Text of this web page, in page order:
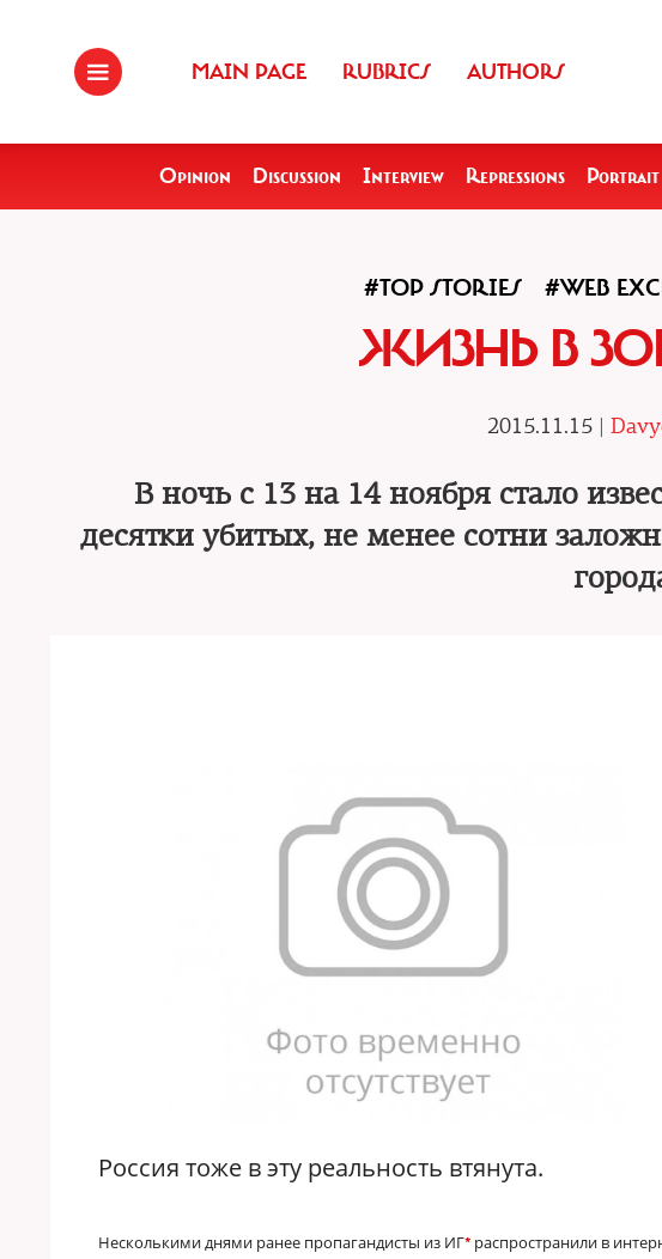
MAIN PAGE RUBRICS AUTHORS
Opinion Discussion Interview Repressions Portrait
#TOP STORIES #WEB
ЖИЗНЬ В
2015.11.15 |
В ночь с 13 на 14 ноября стало
десятки убитых, не менее сотни
Россия тоже в эту реальность втянута.
Несколькими днями ранее пропагандисты из ИГ* распространили в